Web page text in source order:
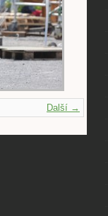
Další →